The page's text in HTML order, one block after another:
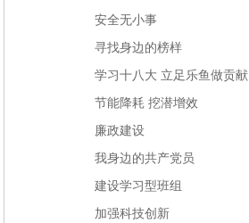
安全无小事
寻找身边的榜样
学习十八大 立足乐鱼做贡献
节能降耗 挖潜增效
廉政建设
我身边的共产党员
建设学习型班组
加强科技创新